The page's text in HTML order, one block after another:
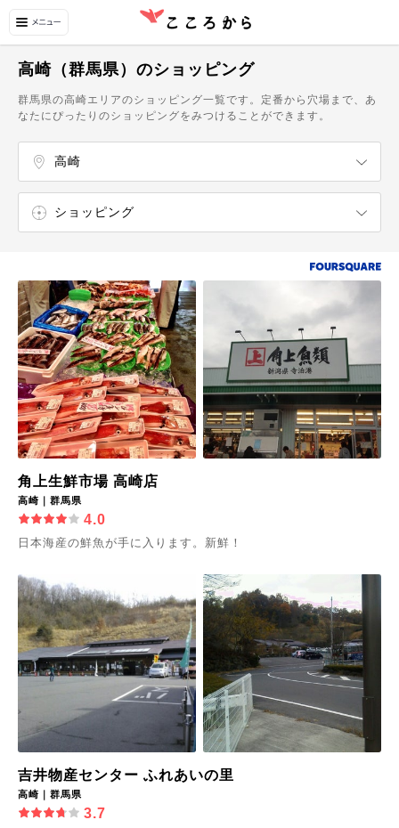
高崎（群馬県）のショッピング
群馬県の高崎エリアのショッピング一覧です。定番から穴場まで、あ
なたにぴったりのショッピングをみつけることができます。
高崎
ショッピング
角上生鮮市場 高崎店
高崎｜群馬県
4.0
日本海産の鮮魚が手に入ります。新鮮！
吉井物産センター ふれあいの里
高崎｜群馬県
3.7